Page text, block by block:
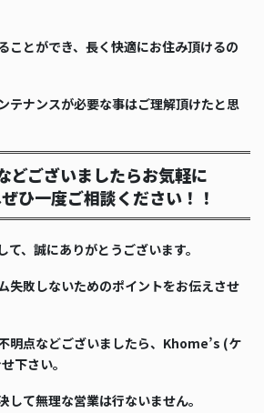
ことができ、長く快適にお住み頂けるの
テナンスが必要な事はご理解頂けたと思
どございましたらお気軽に
ひ一度ご相談ください！！
、誠にありがとうございます。
失敗しないためのポイントをお伝えさせ
明点などございましたら、Khome’s (ケ
下さい。
して無理な営業は行ないません。